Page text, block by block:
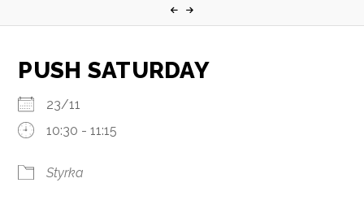
PUSH SATURDAY
23/11
10:30 - 11:15
Styrka